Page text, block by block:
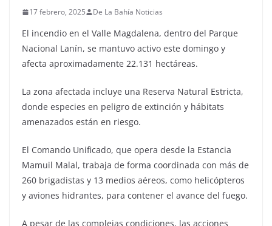
17 febrero, 2025 De La Bahía Noticias
El incendio en el Valle Magdalena, dentro del Parque
Nacional Lanín, se mantuvo activo este domingo y
afecta aproximadamente 22.131 hectáreas.
La zona afectada incluye una Reserva Natural Estricta,
donde especies en peligro de extinción y hábitats
amenazados están en riesgo.
El Comando Unificado, que opera desde la Estancia
Mamuil Malal, trabaja de forma coordinada con más de
260 brigadistas y 13 medios aéreos, como helicópteros
y aviones hidrantes, para contener el avance del fuego.
A pesar de las complejas condiciones, las acciones